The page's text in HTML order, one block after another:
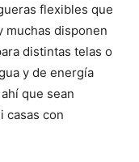
flexibles que
muchas disponen
distintas telas o
y de energía
que sean
casas con